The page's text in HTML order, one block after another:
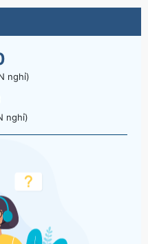
và điện thoại
RJ12 (6P) và RJ45
bảo đầu cáp được
và an toàn.
để biết thêm thông
Bấm Mạng Lan
nghỉ)
nghỉ)